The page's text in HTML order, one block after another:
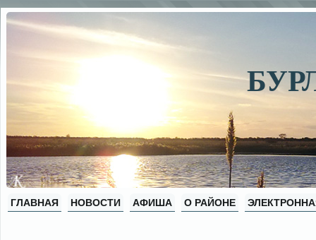
ГЛАВНАЯ НОВОСТИ АФИША О РАЙОНЕ